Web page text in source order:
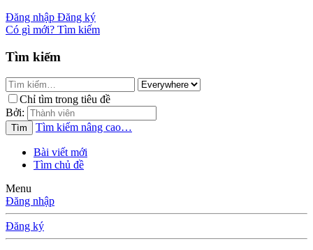
Đăng nhập Đăng ký
Có gì mới? Tìm kiếm
Tìm kiếm
Chỉ tìm trong tiêu đề
Bởi:
Tìm Tìm kiếm nâng cao…
Bài viết mới
Tìm chủ đề
Menu
Đăng nhập
Đăng ký